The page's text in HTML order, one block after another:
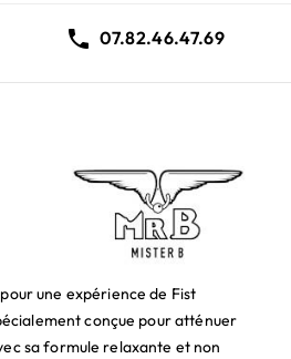
 07.82.46.47.69
une expérience de Fist
conçue pour atténuer
sa formule relaxante et non